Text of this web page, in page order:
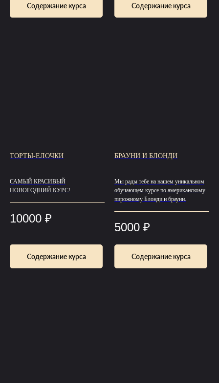
Содержание курса Содержание курса
ТОРТЫ-ЕЛОЧКИ
САМЫЙ КРАСИВЫЙ
НОВОГОДНИЙ КУРС!
10000 ₽
Содержание курса
БРАУНИ И БЛОНДИ
Мы рады тебе на нашем уникальном
обучающем курсе по американскому
пирожному Блонди и брауни.
5000 ₽
Содержание курса